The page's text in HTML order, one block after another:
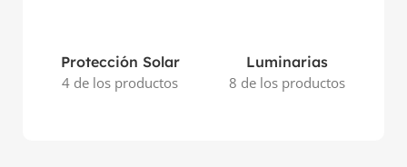
Protección Solar
4 de los productos
Luminarias
8 de los productos